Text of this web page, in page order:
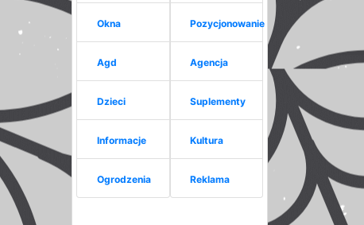
Okna
Agd
Dzieci
Informacje
Ogrodzenia
Pozycjonowanie
Agencja
Suplementy
Kultura
Reklama